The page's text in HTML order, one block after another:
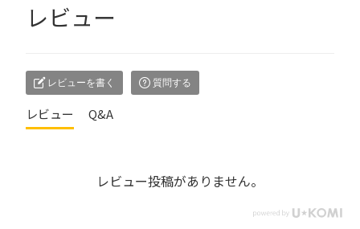
レビュー
レビューを書く 質問する
レビュー Q&A
レビュー投稿がありません。